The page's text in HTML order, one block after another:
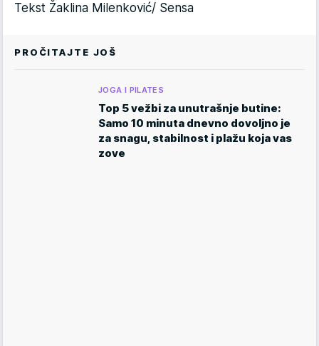
Tekst Žaklina Milenković/ Sensa
PROČITAJTE JOŠ
JOGA I PILATES
Top 5 vežbi za unutrašnje butine:
Samo 10 minuta dnevno dovoljno je
za snagu, stabilnost i plažu koja vas
zove